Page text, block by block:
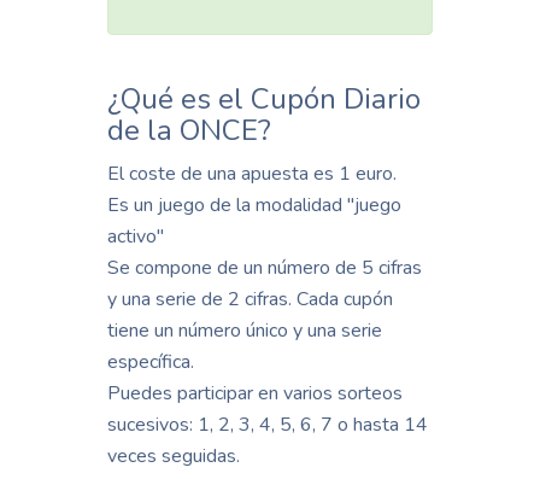
¿Qué es el Cupón Diario
de la ONCE?
El coste de una apuesta es 1 euro.
Es un juego de la modalidad "juego
activo"
Se compone de un número de 5 cifras
y una serie de 2 cifras. Cada cupón
tiene un número único y una serie
específica.
Puedes participar en varios sorteos
sucesivos: 1, 2, 3, 4, 5, 6, 7 o hasta 14
veces seguidas.